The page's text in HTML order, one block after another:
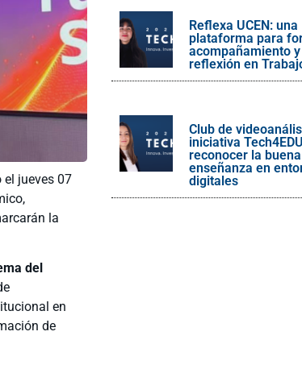
el jueves 07
la
del
en
de
Reflexa UCEN: una
plataforma para
acompañamiento
reflexión en
Club de
iniciativa
reconocer la buena
enseñanza en
digitales